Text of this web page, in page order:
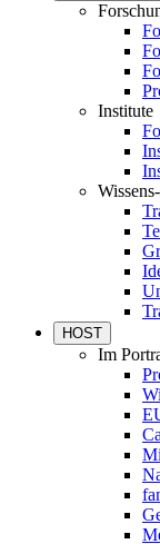
Institute
HOST
Im